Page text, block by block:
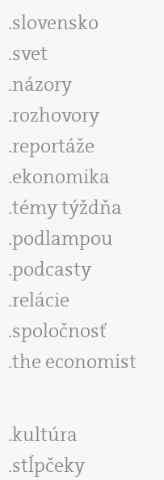
slovensko
svet
názory
rozhovory
reportáže
ekonomika
témy týždňa
podlampou
podcasty
relácie
spoločnosť
the economist
kultúra
stĺpčeky